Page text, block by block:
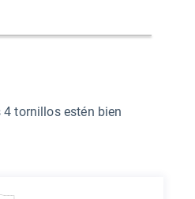
4 tornillos estén bien